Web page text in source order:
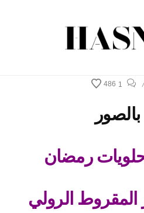
/
1
486
رمضان
الرولي